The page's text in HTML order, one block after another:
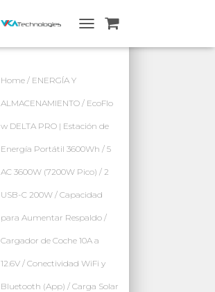
L
N
R
A
G
C
Ó
N
Home / ENERGÍA Y
ALMACENAMIENTO / EcoFlo
w DELTA PRO | Estación de
Energía Portátil 3600Wh / 5
AC 3600W (7200W Pico) / 2
USB-C 200W / Capacidad
para Aumentar Respaldo /
Cargador de Coche 10A a
12.6V / Conectividad WiFi y
Bluetooth (App) / Carga Solar